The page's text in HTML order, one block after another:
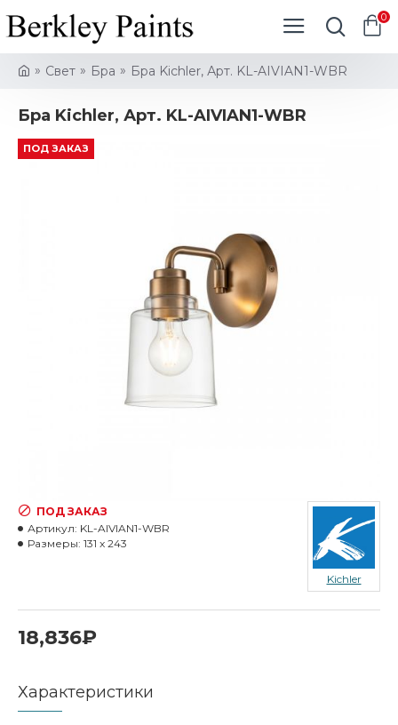
0
Свет Бра Бра Kichler, Арт. KL-AIVIAN1-WBR
Бра Kichler, Арт. KL-AIVIAN1-WBR
ПОД ЗАКАЗ
18,836₽
ПОД ЗАКАЗ
Артикул: KL-AIVIAN1-WBR
Размеры: 131 x 243
Kichler
Характеристики